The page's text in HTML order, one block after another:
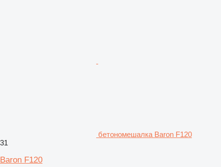
бетономешалка Baron F120
31
Baron F120